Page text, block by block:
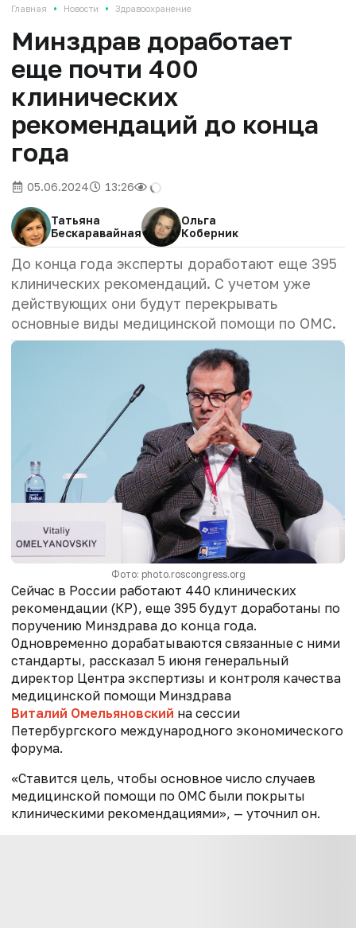
Главная • Новости • Здравоохранение
Минздрав доработает
еще почти 400
клинических
рекомендаций до конца
года
05.06.2024 13:26
Татьяна
Бескаравайная
Ольга
Коберник
До конца года эксперты доработают еще 395
клинических рекомендаций. С учетом уже
действующих они будут перекрывать
основные виды медицинской помощи по ОМС.
Фото: photo.roscongress.org
Сейчас в России работают 440 клинических
рекомендации (КР), еще 395 будут доработаны по
поручению Минздрава до конца года.
Одновременно дорабатываются связанные с ними
стандарты, рассказал 5 июня генеральный
директор Центра экспертизы и контроля качества
медицинской помощи Минздрава
Виталий Омельяновский на сессии
Петербургского международного экономического
форума.
«Ставится цель, чтобы основное число случаев
медицинской помощи по ОМС были покрыты
клиническими рекомендациями», — уточнил он.